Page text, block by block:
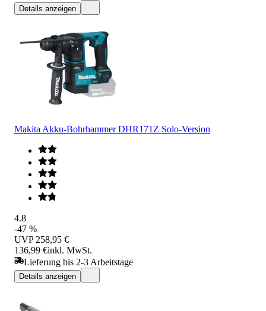
Details anzeigen
Makita Akku-Bohrhammer DHR171Z Solo-Version
4.8
-47 %
UVP 258,95 €
136,99 €inkl. MwSt.
Lieferung bis 2-3 Arbeitstage
Details anzeigen